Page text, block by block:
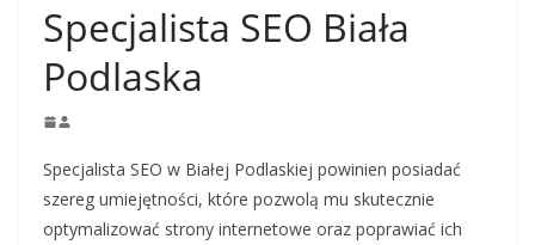
Specjalista SEO Biała
Podlaska
Specjalista SEO w Białej Podlaskiej powinien posiadać
szereg umiejętności, które pozwolą mu skutecznie
optymalizować strony internetowe oraz poprawiać ich